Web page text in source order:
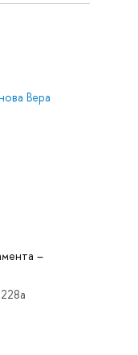
Вера
–